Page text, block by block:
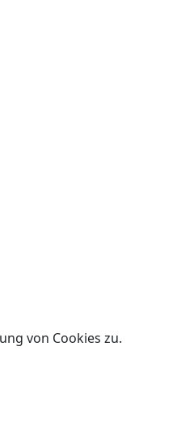
von Cookies zu.